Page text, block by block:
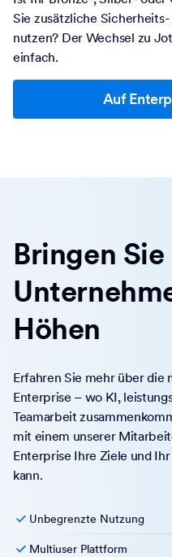
Sie zusätzliche
nutzen? Der Wechsel zu
einfach.
Auf
Bringen
Höhen
Erfahren Sie mehr über die
Enterprise – wo KI,
Teamarbeit
mit einem unserer
Enterprise Ihre Ziele und
kann.
Unbegrenzte Nutzung
Multiuser Plattform